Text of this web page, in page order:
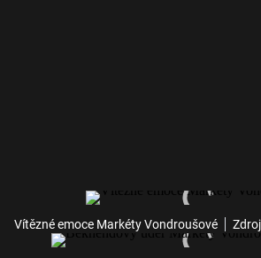
Vítězné emoce Markéty Vondroušové